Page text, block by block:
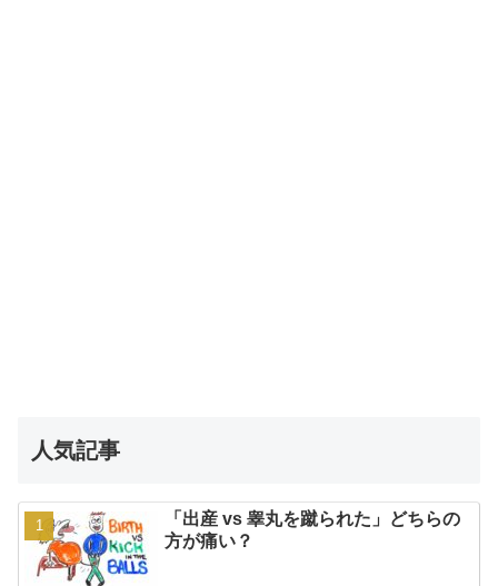
人気記事
「出産 vs 睾丸を蹴られた」どちらの
方が痛い？